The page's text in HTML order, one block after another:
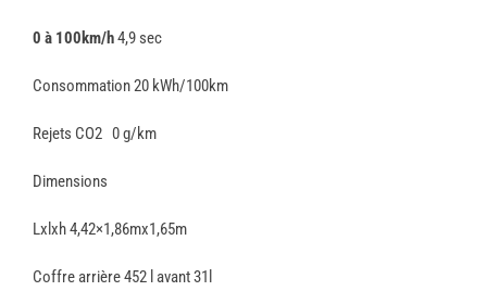
0 à 100km/h4,9 sec
Consommation 20 kWh/100km
Rejets CO2 0 g/km
Dimensions
Lxlxh 4,42×1,86mx1,65m
Coffre arrière 452 l avant 31l